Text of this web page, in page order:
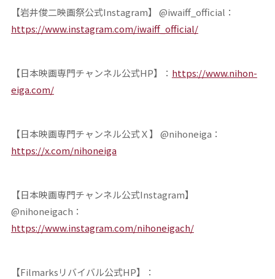
【岩井俊二映画祭公式Instagram】 @iwaiff_official：
https://www.instagram.com/iwaiff_official/
【日本映画専門チャンネル公式HP】： https://www.nihon-
eiga.com/
【日本映画専門チャンネル公式Ｘ】 @nihoneiga：
https://x.com/nihoneiga
【日本映画専門チャンネル公式Instagram】
@nihoneigach：
https://www.instagram.com/nihoneigach/
【Filmarksリバイバル公式HP】：